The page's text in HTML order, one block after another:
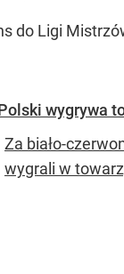
do Ligi
wygrywa
Za biało-
wygrali w